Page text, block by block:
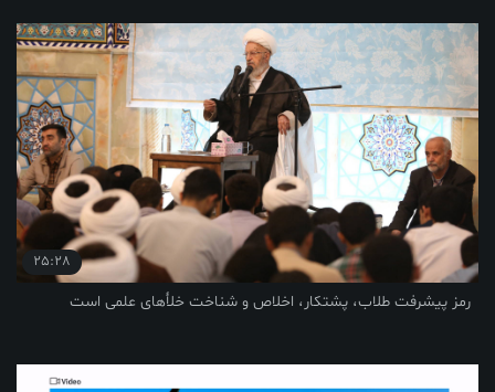
25:28
رمز پیشرفت طلاب، پشتکار، اخلاص و شناخت خلأهای علمی است